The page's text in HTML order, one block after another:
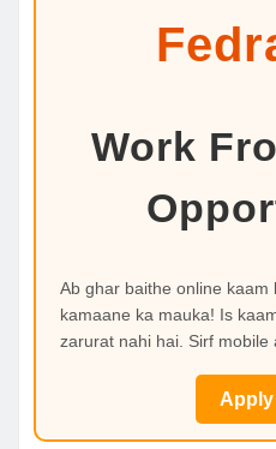
Work
Ab ghar baithe online kaam
kamaane ka mauka! Is
zarurat nahi hai. Sirf mobile
Apply